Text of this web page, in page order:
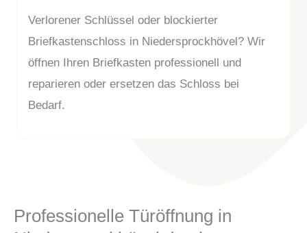
Verlorener Schlüssel oder blockierter
Briefkastenschloss in Niedersprockhövel? Wir
öffnen Ihren Briefkasten professionell und
reparieren oder ersetzen das Schloss bei
Bedarf.
Professionelle Türöffnung in